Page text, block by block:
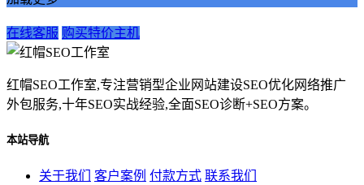
在线客服 购买特价主机
红帽SEO工作室,专注营销型企业网站建设SEO优化网络推广
外包服务,十年SEO实战经验,全面SEO诊断+SEO方案。
本站导航
关于我们 客户案例 付款方式 联系我们